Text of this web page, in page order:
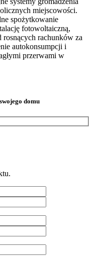
miejscowości.
spożytkowanie
fotowoltaiczną,
rosnących rachunków za
autokonsumpcji i
przerwami w
domu